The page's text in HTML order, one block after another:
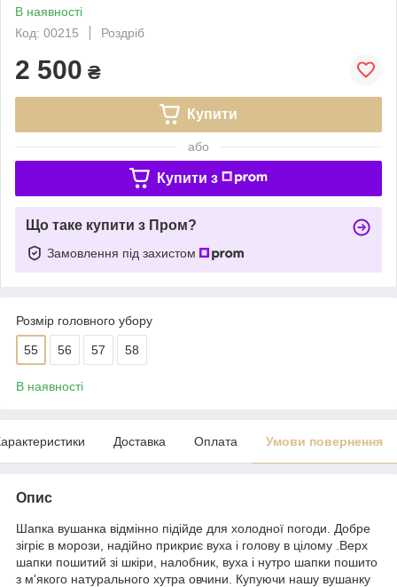
В наявності
Код: 00215
Роздріб
2 500 ₴
Купити
або
Купити з
Що таке купити з Пром?
Замовлення під захистом
Розмір головного убору
55 56 57 58
В наявності
Доставка Оплата Умови повернення
Опис
Шапка вушанка відмінно підійде для холодної погоди. Добре
зігріє в морози, надійно прикриє вуха і голову в цілому .Верх
шапки пошитий зі шкіри, налобник, вуха і нутро шапки пошито
з м'якого натурального хутра овчини. Купуючи нашу вушанку